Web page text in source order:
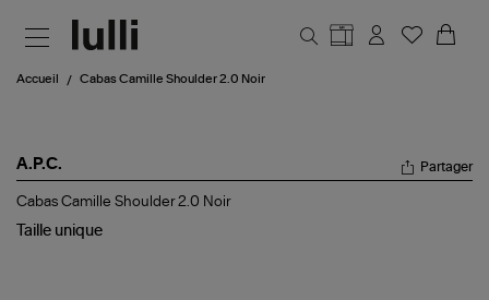
Accueil Cabas Camille Shoulder 2.0 Noir
A.P.C.
Cabas
Shoulder
Partager
Cabas Camille Shoulder 2.0 Noir
Taille unique